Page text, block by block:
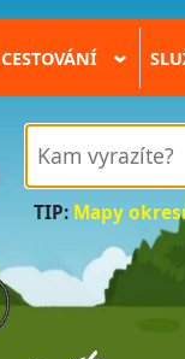
CESTOVÁNÍ ›
TIP: Mapy